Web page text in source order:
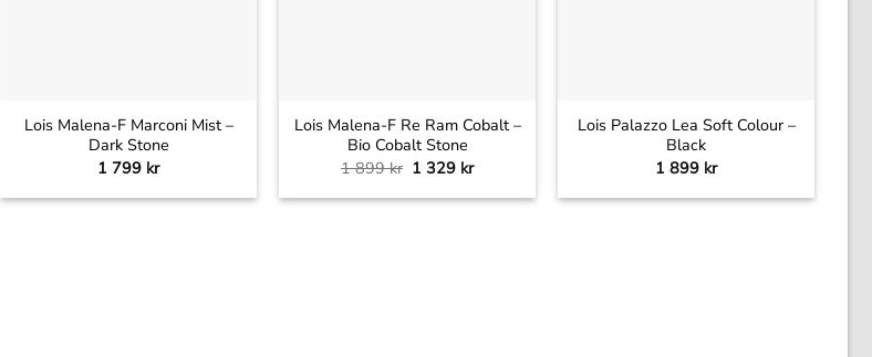
Lois Malena-F Marconi Mist –
Dark Stone
1 799 kr
Lois Malena-F Re Ram Cobalt –
Bio Cobalt Stone
1 899kr Det
ursprungliga
priset
1 329 krDet
priset
Lois Palazzo Lea Soft Colour –
Black
1 899 kr